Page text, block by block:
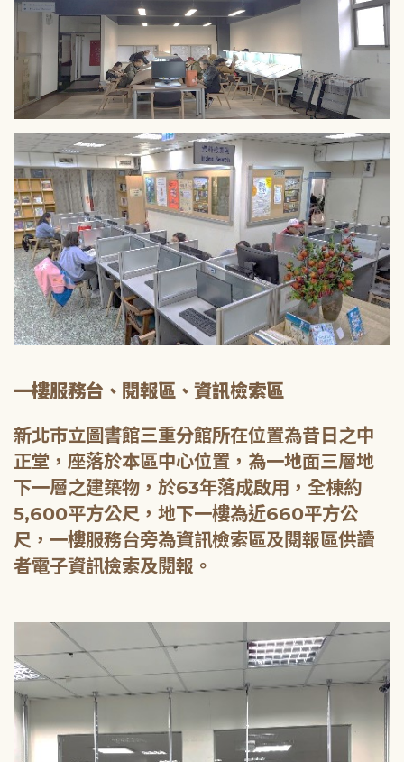
一樓服務台、閱報區、資訊檢索區
新北市立圖書館三重分館所在位置為昔日之中
正堂，座落於本區中心位置，為一地面三層地
下一層之建築物，於63年落成啟用，全棟約
5,600平方公尺，地下一樓為近660平方公
尺，一樓服務台旁為資訊檢索區及閱報區供讀
者電子資訊檢索及閱報。